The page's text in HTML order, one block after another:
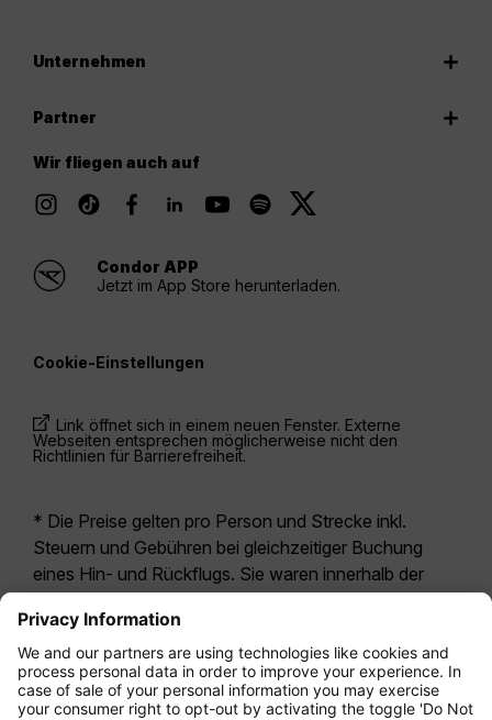
Unternehmen
Partner
Wir fliegen auch auf
Condor APP
Jetzt im App Store herunterladen.
Cookie-Einstellungen
Link öffnet sich in einem neuen Fenster. Externe
Webseiten entsprechen möglicherweise nicht den
Richtlinien für Barrierefreiheit.
* Die Preise gelten pro Person und Strecke inkl.
Steuern und Gebühren bei gleichzeitiger Buchung
eines Hin- und Rückflugs. Sie waren innerhalb der
möglicherweise nicht mehr aktuell. Bei den für die
Economy Class angegebenen Tarifen handelt es
sich i.d.R. um Economy Zero, unsere restriktivste
Tarifoption. Es können hierfür zusätzliche Gebühren